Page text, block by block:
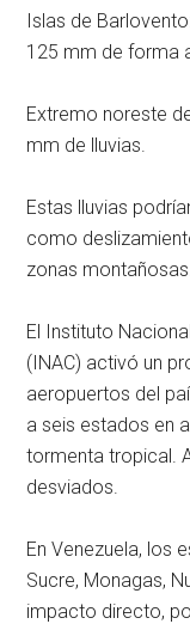
Islas de
125 mm de forma
Extremo noreste
mm de lluvias.
Estas lluvias
como
zonas
El Instituto
(INAC) activó un
aeropuertos del
a seis estados en
tormenta tropical.
desviados.
En Venezuela, los
Sucre, Monagas,
impacto directo,